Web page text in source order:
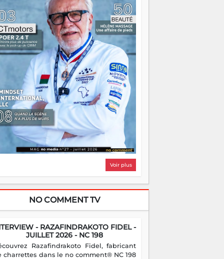
on pourrait s'arrêter là, applaudir et
chez soi satisfait. Mais ce serait
à côté d'une chose essentielle. La
ça brûle fort — et parfois, ça brûle
Une flamme sans direction peut
autant qu'elle peut consumer. C'est
que les aînés entrent en scène — pas
reprendre le gouvernail, mais pour
où sont les récifs. Les jeunes ont la
les vieux ont l'expérience, comme on
Ce n'est pas un combat de générations
c'est une question d'équipage. Partagez
réussites, mais aussi vos échecs. Surtout
échecs, d'ailleurs — ils enseignent
que n'importe quel manuel. À
la barque avance. Il faut juste
que tout le monde rame dans le
Voir plus
NO COMMENT TV
- RAZAFINDRAKOTO FIDEL -
JUILLET 2026 - NC 198
Razafindrakoto Fidel, fabricant
charrettes dans le no comment® NC 198